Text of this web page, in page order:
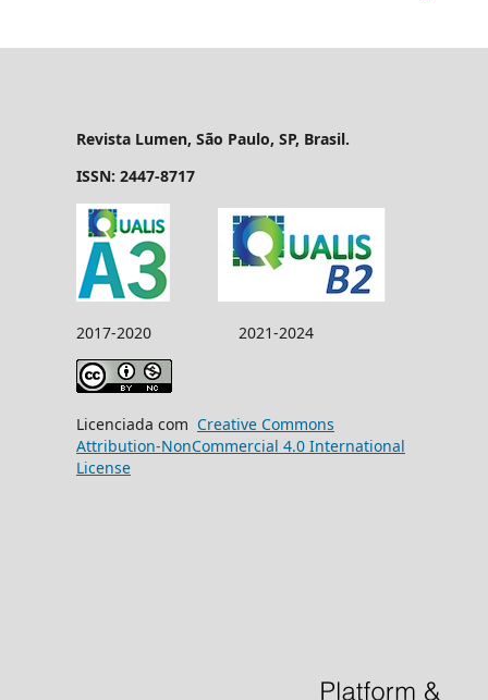
Revista Lumen, São Paulo, SP, Brasil.
ISSN: 2447-8717
2017-2020 2021-2024
Licenciada com Creative Commons
Attribution-NonCommercial 4.0 International
License